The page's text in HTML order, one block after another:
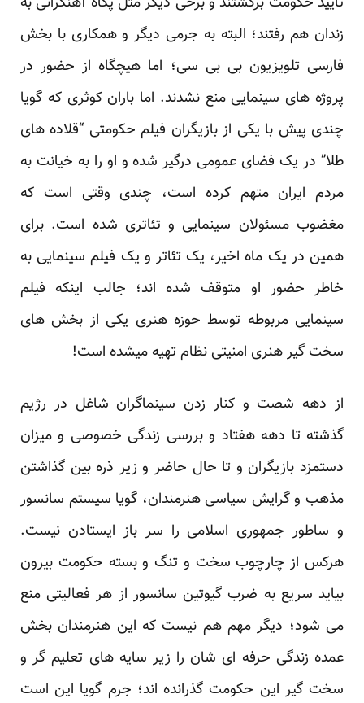
زندان هم رفتند؛ البته به جرمی دیگر و همکاری با بخش
فارسی تلویزیون بی بی سی؛ اما هیچگاه از حضور در
پروژه های سینمایی منع نشدند. اما باران کوثری که گویا
چندی پیش با یکی از بازیگران فیلم حکومتی “قلاده های
طلا” در یک فضای عمومی درگیر شده و او را به خیانت به
مردم ایران متهم کرده است، چندی وقتی است که
مغضوب مسئولان سینمایی و تئاتری شده است. برای
همین در یک ماه اخیر، یک تئاتر و یک فیلم سینمایی به
خاطر حضور او متوقف شده اند؛ جالب اینکه فیلم
سینمایی مربوطه توسط حوزه هنری یکی از بخش های
سخت گیر هنری امنیتی نظام تهیه میشده است!
از دهه شصت و کنار زدن سینماگران شاغل در رژیم
گذشته تا دهه هفتاد و بررسی زندگی خصوصی و میزان
دستمزد بازیگران و تا حال حاضر و زیر ذره بین گذاشتن
مذهب و گرایش سیاسی هنرمندان، گویا سیستم سانسور
و ساطور جمهوری اسلامی را سر باز ایستادن نیست.
هرکس از چارچوب سخت و تنگ و بسته حکومت بیرون
بیاید سریع به ضرب گیوتین سانسور از هر فعالیتی منع
می شود؛ دیگر مهم هم نیست که این هنرمندان بخش
عمده زندگی حرفه ای شان را زیر سایه های تعلیم گر و
سخت گیر این حکومت گذرانده اند؛ جرم گویا این است